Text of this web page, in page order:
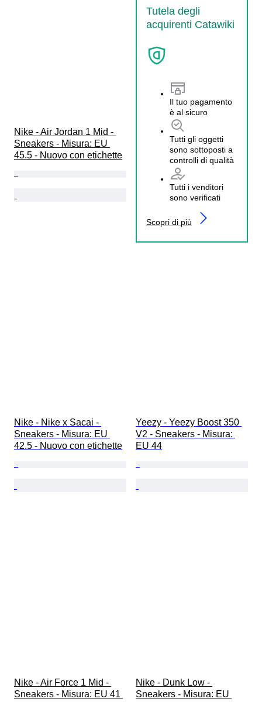
Tutela degli
acquirenti Catawiki
Il tuo pagamento
è al sicuro
Tutti gli oggetti
sono sottoposti a
controlli di qualità
Tutti i venditori
sono verificati
Scopri di più
Nike - Air Jordan 1 Mid -
Sneakers - Misura: EU
45.5 - Nuovo con etichette
Nike - Nike x Sacai -
Sneakers - Misura: EU
42.5 - Nuovo con etichette
Yeezy - Yeezy Boost 350
V2 - Sneakers - Misura:
EU 44
Nike - Air Force 1 Mid -
Sneakers - Misura: EU 41
Nike - Dunk Low -
Sneakers - Misura: EU